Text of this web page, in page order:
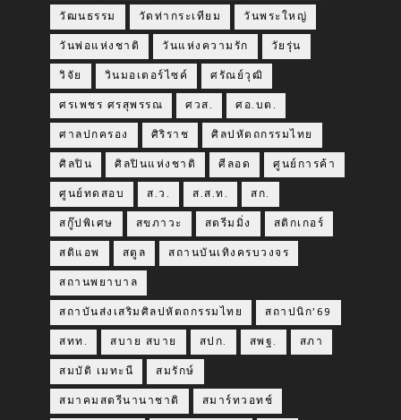
วัฒนธรรม วัดท่ากระเทียม วันพระใหญ่
วันพ่อแห่งชาติ วันแห่งความรัก วัยรุ่น
วิจัย วินมอเตอร์ไซค์ ศรัณย์วุฒิ
ศรเพชร ศรสุพรรณ ศวส. ศอ.บต.
ศาลปกครอง ศิริราช ศิลปหัตถกรรมไทย
ศิลปิน ศิลปินแห่งชาติ ศีลอด ศูนย์การค้า
ศูนย์ทดสอบ ส.ว. ส.ส.ท. สก.
สกู๊ปพิเศษ สขภาวะ สตรีมมิ่ง สติกเกอร์
สติแอพ สตูล สถานบันเทิงครบวงจร
สถานพยาบาล
สถาบันส่งเสริมศิลปหัตถกรรมไทย สถาปนิก’69
สทท. สบาย สบาย สปก. สพฐ. สภา
สมบัติ เมทะนี สมรักษ์
สมาคมสตรีนานาชาติ สมาร์ทวอทช์